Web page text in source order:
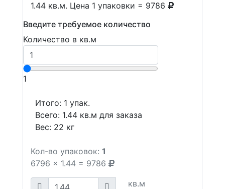
1.44 кв.м. Цена 1 упаковки = 9786
Введите требуемое количество
Количество в кв.м
1
Итого: 1 упак.
Всего: 1.44 кв.м для заказа
Вес: 22 кг
Кол-во упаковок: 1
6796 x 1.44 = 9786
кв.м